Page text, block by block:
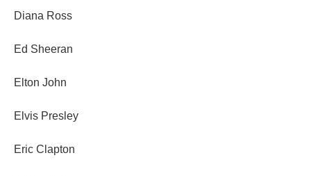
Diana Ross
Ed Sheeran
Elton John
Elvis Presley
Eric Clapton